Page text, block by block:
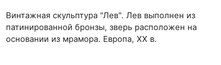
Винтажная скульптура "Лев". Лев выполнен из
патинированной бронзы, зверь расположен на
основании из мрамора. Европа, ХХ в.